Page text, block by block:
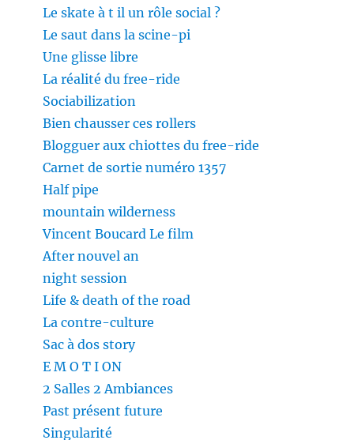
Le skate à t il un rôle social ?
Le saut dans la scine-pi
Une glisse libre
La réalité du free-ride
Sociabilization
Bien chausser ces rollers
Blogguer aux chiottes du free-ride
Carnet de sortie numéro 1357
Half pipe
mountain wilderness
Vincent Boucard Le film
After nouvel an
night session
Life & death of the road
La contre-culture
Sac à dos story
E M O T I ON
2 Salles 2 Ambiances
Past présent future
Singularité